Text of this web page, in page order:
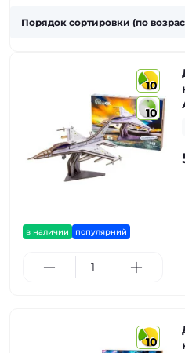
10
10
в наличии популярний
10